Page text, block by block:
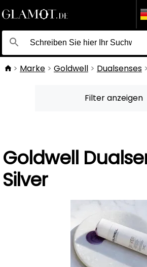
Marke Goldwell Dualsenses
Filter anzeigen
Goldwell
Silver